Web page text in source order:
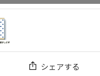
シェアする